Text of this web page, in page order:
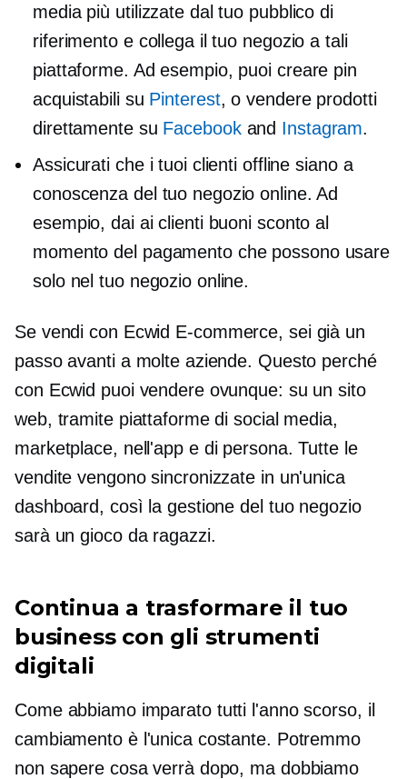
media più utilizzate dal tuo pubblico di
riferimento e collega il tuo negozio a tali
piattaforme. Ad esempio, puoi creare pin
acquistabili su Pinterest, o vendere prodotti
direttamente su Facebookand Instagram.
Assicurati che i tuoi clienti offline siano a
conoscenza del tuo negozio online. Ad
esempio, dai ai clienti buoni sconto al
momento del pagamento che possono usare
solo nel tuo negozio online.
Se vendi con Ecwid E-commerce, sei già un
passo avanti a molte aziende. Questo perché
con Ecwid puoi vendere ovunque: su un sito
web, tramite piattaforme di social media,
marketplace, nell'app e di persona. Tutte le
vendite vengono sincronizzate in un'unica
dashboard, così la gestione del tuo negozio
sarà un gioco da ragazzi.
Continua a trasformare il tuo
business con gli strumenti
digitali
Come abbiamo imparato tutti l'anno scorso, il
cambiamento è l'unica costante. Potremmo
non sapere cosa verrà dopo, ma dobbiamo